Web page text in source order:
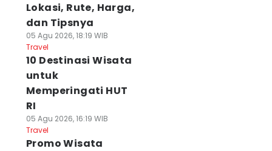
Lokasi, Rute, Harga,
dan Tipsnya
05 Agu 2026, 18:19 WIB
Travel
10 Destinasi Wisata
untuk
Memperingati HUT
RI
05 Agu 2026, 16:19 WIB
Travel
Promo Wisata